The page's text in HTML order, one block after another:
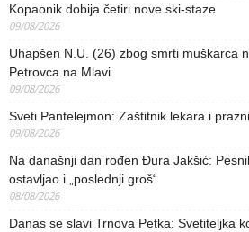
Kopaonik dobija četiri nove ski-staze
09/08/2026
Uhapšen N.U. (26) zbog smrti muškarca
Petrovca na Mlavi
09/08/2026
Sveti Pantelejmon: Zaštitnik lekara i
09/08/2026
Na današnji dan rođen Đura Jakšić:
ostavljao i „poslednji groš“
08/08/2026
Danas se slavi Trnova Petka: Svetiteljka